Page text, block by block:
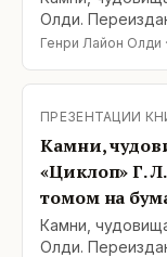
Олди.
«Азбуке»
издательства
Генри Лайон Олди ·
ПРЕЗЕНТАЦИИ
Камни,
«Циклоп» Г.
томом на
Камни,
Олди.